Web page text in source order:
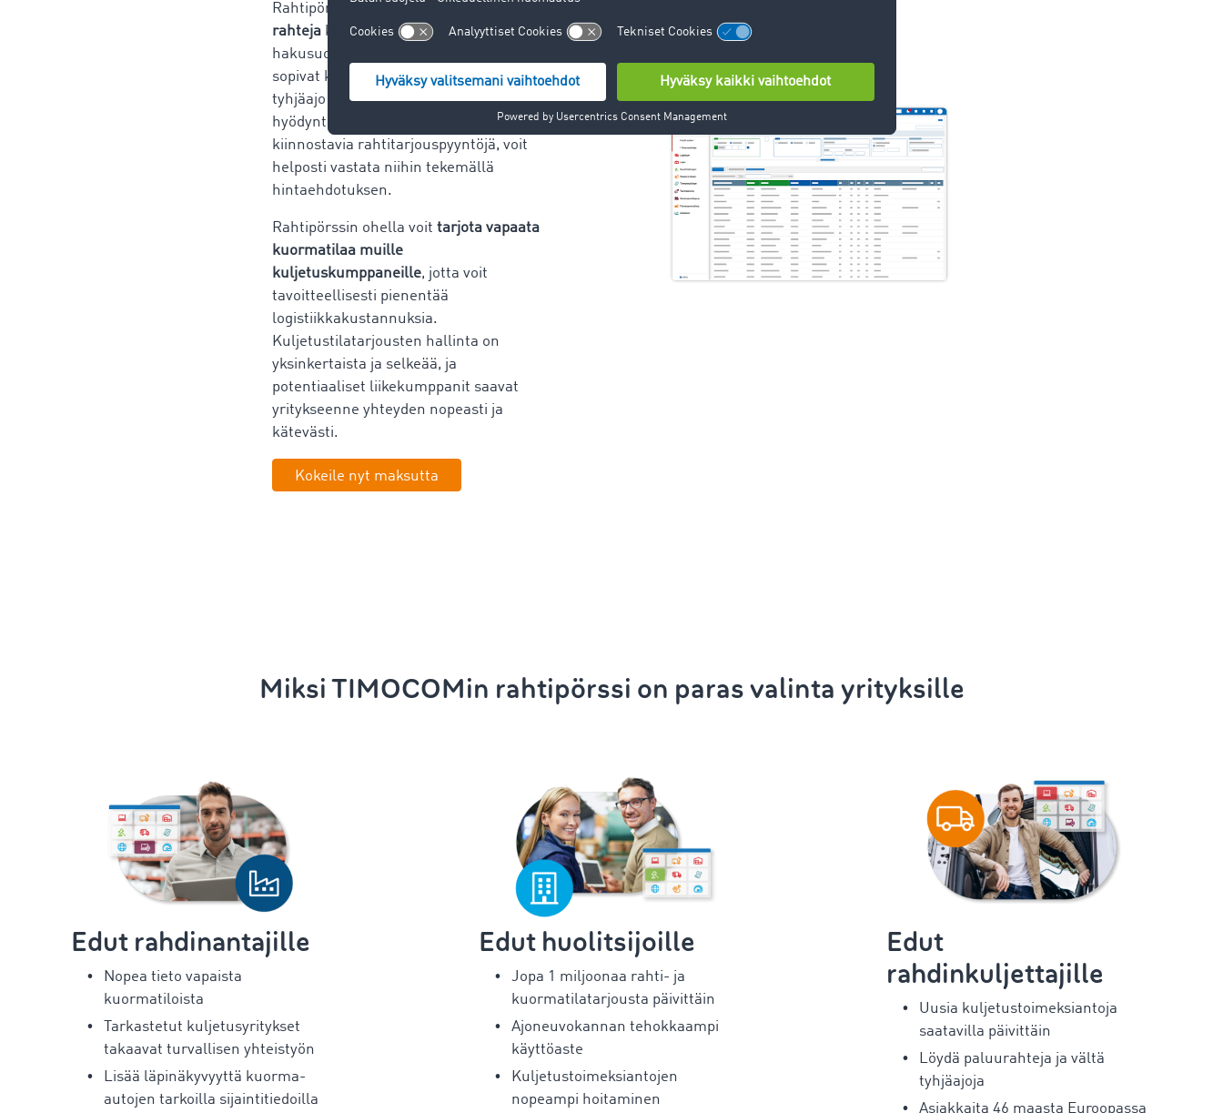
Rahtipörssin kautta
rahtejakuljetusyrityksellenne. Kätevien
hakusuodattimien avulla löydät nopeasti
sopivat kuljetustoimeksiannot, jotta
tyhjäajo vältetään ja kapasiteetti voidaan
hyödyntää optimaalisesti. Kun löydät
kiinnostavia rahtitarjouspyyntöjä, voit
helposti vastata niihin tekemällä
hintaehdotuksen.
Rahtipörssin ohella voit tarjota vapaata
kuormatilaa muille
kuljetuskumppaneille, jotta voit
tavoitteellisesti pienentää
logistiikkakustannuksia.
Kuljetustilatarjousten hallinta on
yksinkertaista ja selkeää, ja
potentiaaliset liikekumppanit saavat
yritykseenne yhteyden nopeasti ja
kätevästi.
Kokeile nyt maksutta
Miksi TIMOCOMin rahtipörssi on paras valinta yrityksille
Edut rahdinantajille
Nopea tieto vapaista
kuormatiloista
Tarkastetut kuljetusyritykset
takaavat turvallisen yhteistyön
Lisää läpinäkyvyyttä kuorma-
autojen tarkoilla sijaintitiedoilla
Edut huolitsijoille
Jopa 1 miljoonaa rahti- ja
kuormatilatarjousta päivittäin
Ajoneuvokannan tehokkaampi
käyttöaste
Kuljetustoimeksiantojen
nopeampi hoitaminen
Edut
rahdinkuljettajille
Uusia kuljetustoimeksiantoja
saatavilla päivittäin
Löydä paluurahteja ja vältä
tyhjäajoja
Asiakkaita 46 maasta Euroopassa